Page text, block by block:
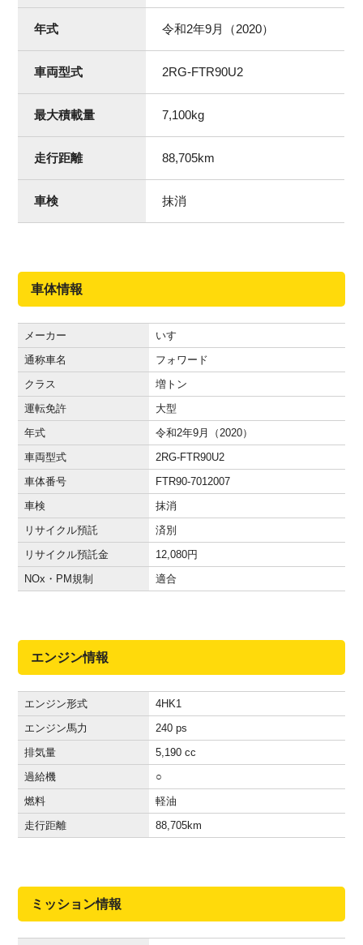
年式 令和2年9月（2020）
車両型式 2RG-FTR90U2
最大積載量 7,100kg
走行距離 88,705km
車検 抹消
車体情報
メーカー
いすゞ
通称車名
フォワード
クラス
増トン
運転免許
大型
年式
令和2年9月（2020）
車両型式
2RG-FTR90U2
車体番号
FTR90-7012007
車検
抹消
リサイクル預託
済別
リサイクル預託金
12,080円
NOx・PM規制
適合
エンジン情報
エンジン形式
4HK1
エンジン馬力
240 ps
排気量
5,190 cc
過給機
○
燃料
軽油
走行距離
88,705km
ミッション情報